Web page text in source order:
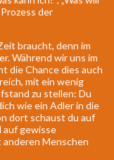
der
braucht, denn im
Während wir uns im
die Chance dies auch
mit ein wenig
zu stellen: Du
wie ein Adler in die
dort schaust du auf
auf gewisse
Menschen